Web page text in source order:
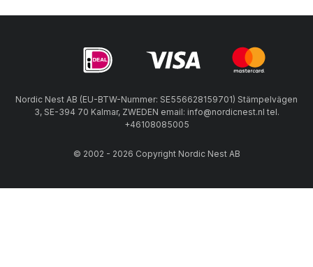
Nordic Nest AB (EU-BTW-Nummer: SE556628159701) Stämpelvägen
3, SE-394 70 Kalmar, ZWEDEN email: info@nordicnest.nl tel.
+46108085005
© 2002 - 2026 Copyright Nordic Nest AB